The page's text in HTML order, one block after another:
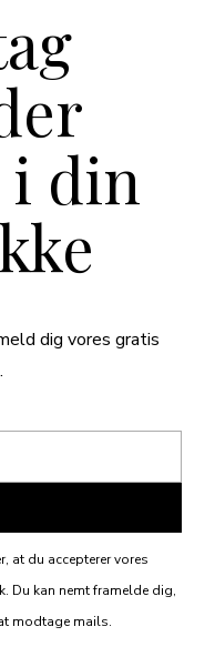
din
dig vores gratis
at du accepterer vores
Du kan nemt framelde dig,
modtage mails.